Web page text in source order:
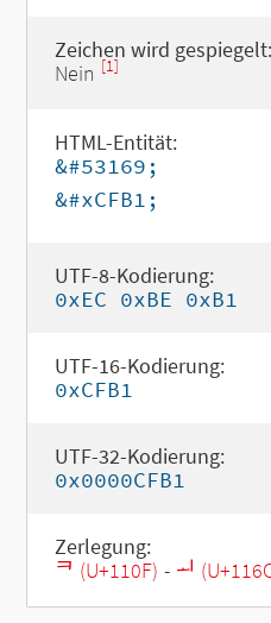
Zeichen wird gespiegelt:
Nein [1]
HTML-Entität:
&#53169;
&#xCFB1;
UTF-8-Kodierung:
0xEC 0xBE 0xB1
UTF-16-Kodierung:
0xCFB1
UTF-32-Kodierung:
0x0000CFB1
Zerlegung:
ᄏ (U+110F) - ᅬ